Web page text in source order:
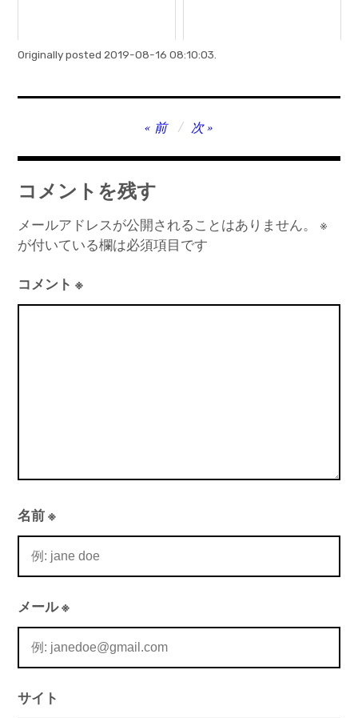
Originally posted 2019-08-16 08:10:03.
稿
ビ
ゲ
ー
シ
ョ
前 次
コメントを残す
メールアドレスが公開されることはありません。
※
が付いている欄は必須項目です
コメント※
名前※
メール※
サイト